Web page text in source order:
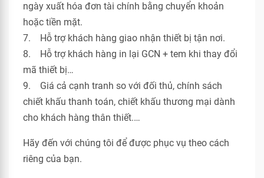
ngày xuất hóa đơn tài chính bằng chuyển khoản
hoặc tiền mặt.
7. Hỗ trợ khách hàng giao nhận thiết bị tận nơi.
8. Hỗ trợ khách hàng in lại GCN + tem khi thay đổi
mã thiết bị…
9. Giá cả cạnh tranh so với đối thủ, chính sách
chiết khấu thanh toán, chiết khấu thương mại dành
cho khách hàng thân thiết.…
Hãy đến với chúng tôi để được phục vụ theo cách
riêng của bạn.